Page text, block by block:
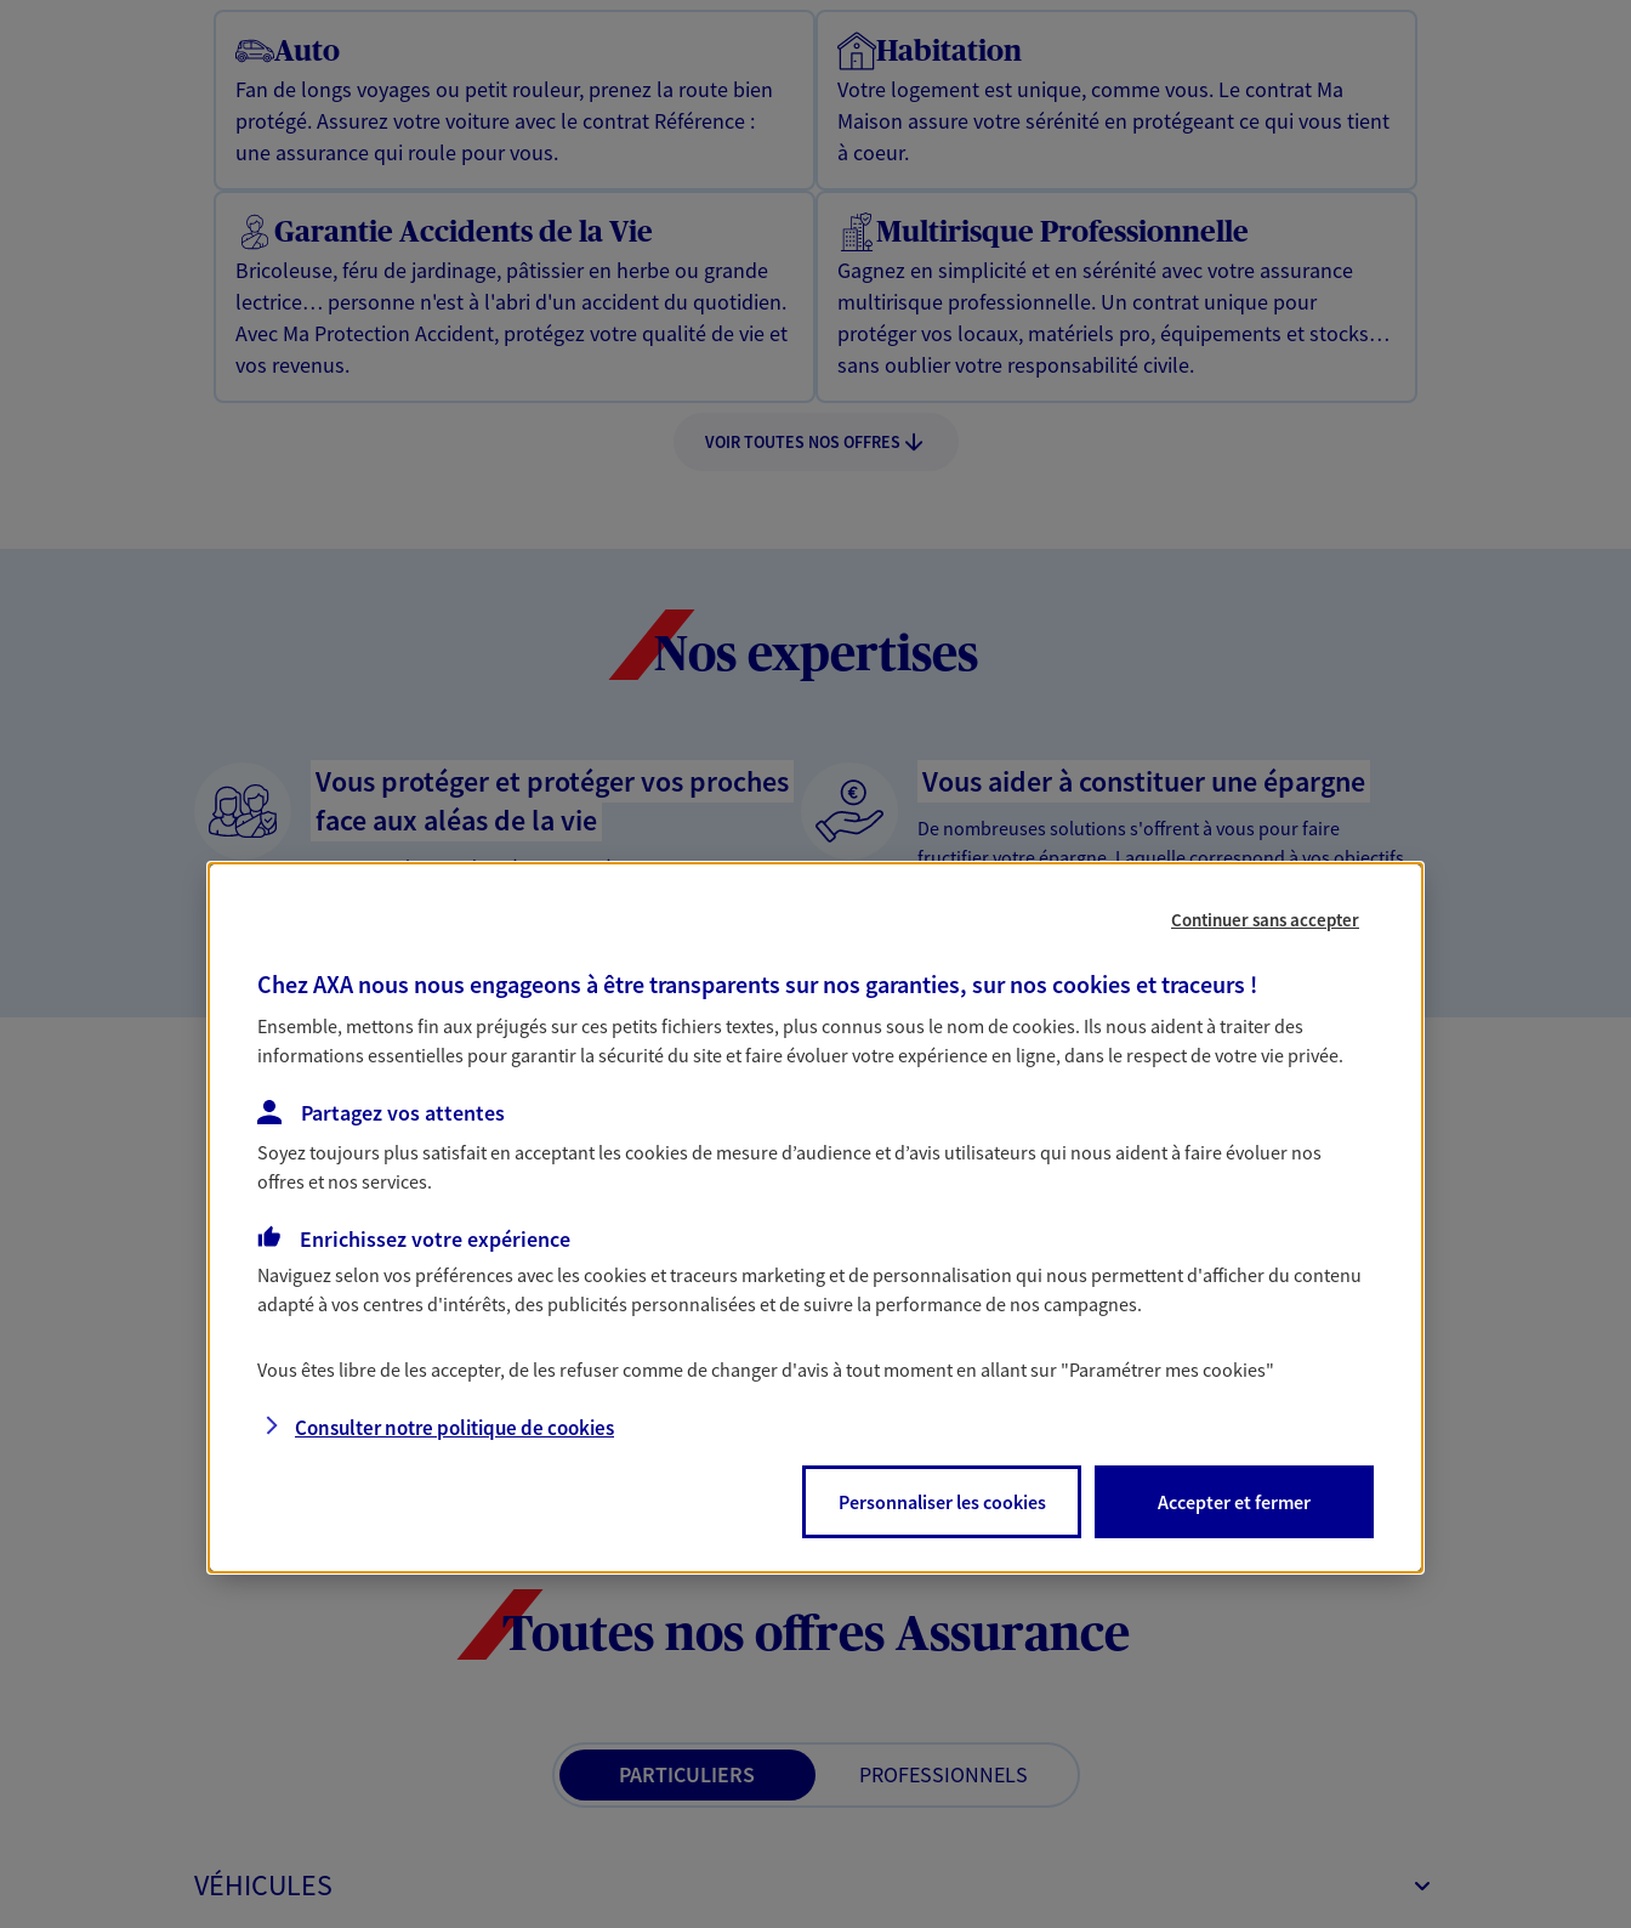
Auto
Fan de longs voyages ou petit rouleur, prenez la route bien
protégé. Assurez votre voiture avec le contrat Référence :
une assurance qui roule pour vous.
Habitation
Votre logement est unique, comme vous. Le contrat Ma
Maison assure votre sérénité en protégeant ce qui vous tient
à coeur.
Garantie Accidents de la Vie
Bricoleuse, féru de jardinage, pâtissier en herbe ou grande
lectrice… personne n'est à l'abri d'un accident du quotidien.
Avec Ma Protection Accident, protégez votre qualité de vie et
vos revenus.
Multirisque Professionnelle
Gagnez en simplicité et en sérénité avec votre assurance
multirisque professionnelle. Un contrat unique pour
protéger vos locaux, matériels pro, équipements et stocks…
sans oublier votre responsabilité civile.
VOIR TOUTES NOS OFFRES
Nos expertises
Vous protéger et protéger vos proches
face aux aléas de la vie
Avec nos solutions de prévoyance, sécurisez vos ressources
Vous aider à constituer une épargne
De nombreuses solutions s'offrent à vous pour faire
fructifier votre épargne. Laquelle correspond à vos objectifs
PER… Faisons le point ensemble !
Les Mois Qui Comptent
Avec l'offre Les Mois Qui Comptent, lorsque vous souscrivez 2, 3, 4 ou même 5 contrats, vous
êtes remboursé de 2, 3, 4 ou même 5 mois de cotisations sur votre contrat le plus cher, dans
la limite de 300 €. Offre soumise à conditions. Contactez notre Agence, ou retrouvez plus
d'informations sur axa.fr
EN SAVOIR PLUS
Toutes nos offres Assurance
PARTICULIERS PROFESSIONNELS
VÉHICULES
Continuer sans accepter
Chez AXA nous nous engageons à être transparents sur nos garanties, sur nos cookies et traceurs !
Ensemble, mettons fin aux préjugés sur ces petits fichiers textes, plus connus sous le nom decookies. Ils nous aident à traiter des
informations essentielles pour garantir la sécurité du site et faire évoluer votre expérience en ligne, dans le respect de votre vie privée.
Partagez vos attentes
Soyez toujours plus satisfait en acceptant lescookiesde mesure d’audience et d’avis utilisateurs qui nous aident à faire évoluer nos
offres et nos services.
Enrichissez votre expérience
Naviguez selon vos préférences avec lescookies et traceurs marketing et de personnalisation qui nous permettent d'afficher du contenu
adapté à vos centres d'intérêts, des publicités personnalisées et de suivre la performance de nos campagnes.
Vous êtes libre de les accepter, de les refuser comme de changer d'avis à tout moment en allant sur "Paramétrer mescookies"
Consulter notre politique decookies
Personnaliser les cookies Accepter et fermer